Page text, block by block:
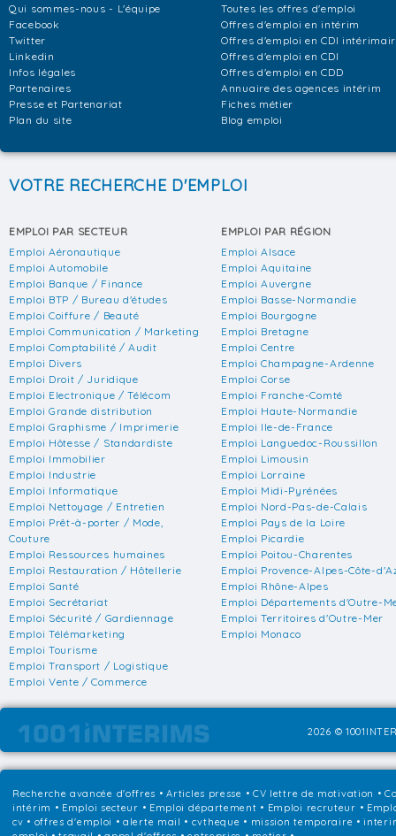
Qui sommes-nous - L'équipe
Facebook
Twitter
Linkedin
Infos légales
Partenaires
Presse et Partenariat
Plan du site
Toutes les offres d'emploi
Offres d'emploi en intérim
Offres d'emploi en CDI
Offres d'emploi en CDI
Offres d'emploi en CDD
Annuaire des agences intérim
Fiches métier
Blog emploi
VOTRE RECHERCHE D'EMPLOI
EMPLOI PAR SECTEUR
Emploi Aéronautique
Emploi Automobile
Emploi Banque / Finance
Emploi BTP / Bureau d'études
Emploi Coiffure / Beauté
Emploi Communication / Marketing
Emploi Comptabilité / Audit
Emploi Divers
Emploi Droit / Juridique
Emploi Electronique / Télécom
Emploi Grande distribution
Emploi Graphisme / Imprimerie
Emploi Hôtesse / Standardiste
Emploi Immobilier
Emploi Industrie
Emploi Informatique
Emploi Nettoyage / Entretien
Emploi Prêt-à-porter / Mode,
Couture
Emploi Ressources humaines
Emploi Restauration / Hôtellerie
Emploi Santé
Emploi Secrétariat
Emploi Sécurité / Gardiennage
Emploi Télémarketing
Emploi Tourisme
Emploi Transport / Logistique
Emploi Vente / Commerce
EMPLOI PAR RÉGION
Emploi Alsace
Emploi Aquitaine
Emploi Auvergne
Emploi Basse-Normandie
Emploi Bourgogne
Emploi Bretagne
Emploi Centre
Emploi Champagne-Ardenne
Emploi Corse
Emploi Franche-Comté
Emploi Haute-Normandie
Emploi Ile-de-France
Emploi Languedoc-Roussillon
Emploi Limousin
Emploi Lorraine
Emploi Midi-Pyrénées
Emploi Nord-Pas-de-Calais
Emploi Pays de la Loire
Emploi Picardie
Emploi Poitou-Charentes
Emploi Provence-Alpes-Côte-
Emploi Rhône-Alpes
Emploi Départements d'Outre-
Emploi Territoires d'Outre-Mer
Emploi Monaco
2026 ©
Recherche avancée d'offres •Articles presse • CV lettre de motivation •
intérim • Emploi secteur • Emploi département • Emploi recruteur •
cv • offres d'emploi • alerte mail • cvtheque • mission temporaire •